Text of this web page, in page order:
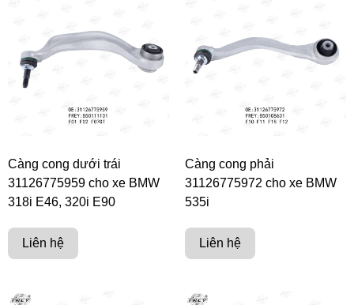
Càng cong dưới trái
31126775959 cho xe BMW
318i E46, 320i E90
Liên hệ
Càng cong phải
31126775972 cho xe BMW
535i
Liên hệ